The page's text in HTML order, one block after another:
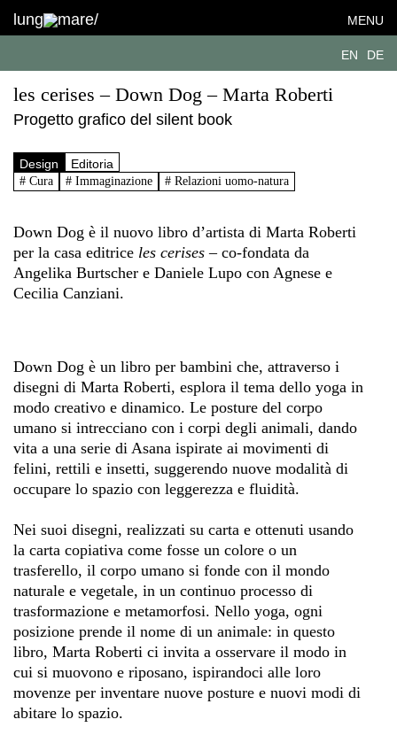
lung mare/ MENU
EN DE
les cerises – Down Dog – Marta Roberti
Progetto grafico del silent book
Design Editoria
# Cura # Immaginazione # Relazioni uomo-natura
Down Dog è il nuovo libro d’artista di Marta Roberti
per la casa editrice les cerises – co-fondata da
Angelika Burtscher e Daniele Lupo con Agnese e
Cecilia Canziani.
Down Dog è un libro per bambini che, attraverso i
disegni di Marta Roberti, esplora il tema dello yoga in
modo creativo e dinamico. Le posture del corpo
umano si intrecciano con i corpi degli animali, dando
vita a una serie di Asana ispirate ai movimenti di
felini, rettili e insetti, suggerendo nuove modalità di
occupare lo spazio con leggerezza e fluidità.
Nei suoi disegni, realizzati su carta e ottenuti usando
la carta copiativa come fosse un colore o un
trasferello, il corpo umano si fonde con il mondo
naturale e vegetale, in un continuo processo di
trasformazione e metamorfosi. Nello yoga, ogni
posizione prende il nome di un animale: in questo
libro, Marta Roberti ci invita a osservare il modo in
cui si muovono e riposano, ispirandoci alle loro
movenze per inventare nuove posture e nuovi modi di
abitare lo spazio.